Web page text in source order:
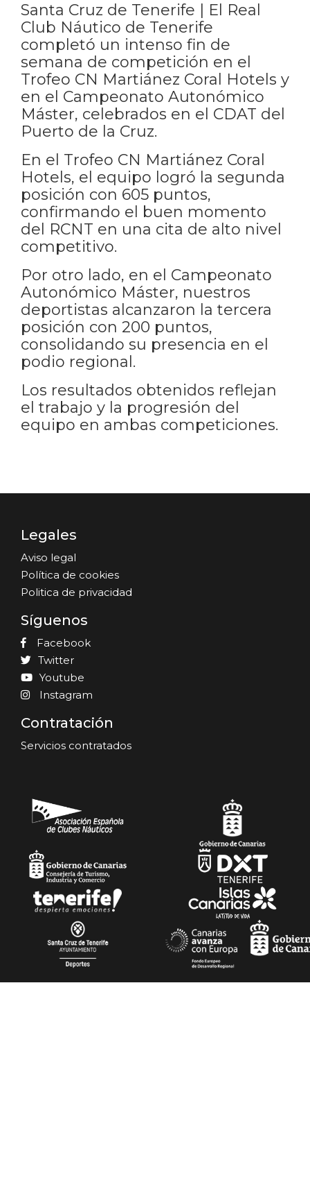
Santa Cruz de Tenerife | El Real
Club Náutico de Tenerife
completó un intenso fin de
semana de competición en el
Trofeo CN Martiánez Coral Hotels y
en el Campeonato Autonómico
Máster, celebrados en el CDAT del
Puerto de la Cruz.
En el Trofeo CN Martiánez Coral
Hotels, el equipo logró la segunda
posición con 605 puntos,
confirmando el buen momento
del RCNT en una cita de alto nivel
competitivo.
Por otro lado, en el Campeonato
Autonómico Máster, nuestros
deportistas alcanzaron la tercera
posición con 200 puntos,
consolidando su presencia en el
podio regional.
Los resultados obtenidos reflejan
el trabajo y la progresión del
equipo en ambas competiciones.
Legales
Aviso legal
Política de cookies
Politica de privacidad
Síguenos
Facebook
Twitter
Youtube
Instagram
Contratación
Servicios contratados